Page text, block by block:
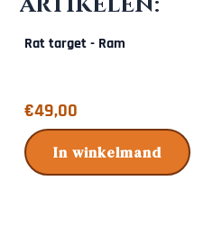
Rat target - Ram
Prijs: 49,00
€49,00
In winkelmand